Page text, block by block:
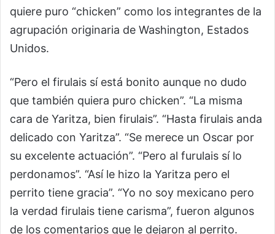
quiere puro “chicken” como los integrantes de la
agrupación originaria de Washington, Estados
Unidos.
“Pero el firulais sí está bonito aunque no dudo
que también quiera puro chicken”. “La misma
cara de Yaritza, bien firulais”. “Hasta firulais anda
delicado con Yaritza”. “Se merece un Oscar por
su excelente actuación”. “Pero al furulais sí lo
perdonamos”. “Así le hizo la Yaritza pero el
perrito tiene gracia”. “Yo no soy mexicano pero
la verdad firulais tiene carisma”, fueron algunos
de los comentarios que le dejaron al perrito.